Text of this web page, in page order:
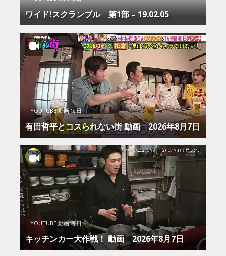
ワイド!スクランブル 第1部 – 19.02.05
YOUTUBE 動画 毎日
有田哲平とコスられない街 動画 2026年8月7日
YOUTUBE 動画 毎日
キッチンカー大作戦！ 動画 2026年8月7日